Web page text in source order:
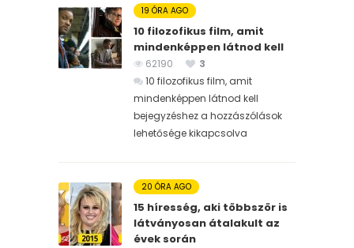
19 ÓRA AGO
10 filozofikus film, amit
mindenképpen látnod kell
62190
3
10 filozofikus film, amit
mindenképpen látnod kell
bejegyzéshez a hozzászólások
lehetősége kikapcsolva
20 ÓRA AGO
15 híresség, aki többször is
látványosan átalakult az
évek során